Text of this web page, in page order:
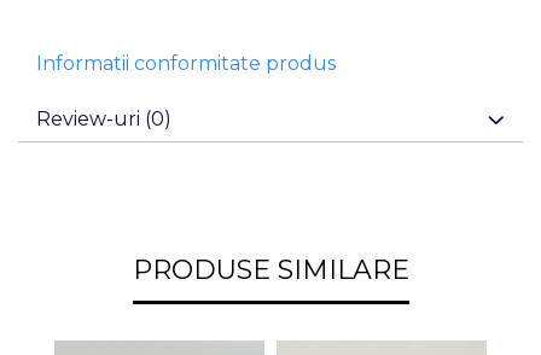
Informatii conformitate produs
Review-uri (0)
PRODUSE SIMILARE